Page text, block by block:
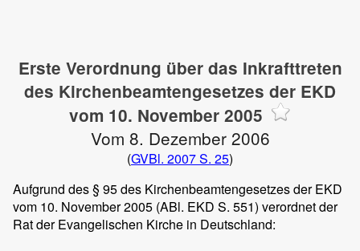
Erste Verordnung über das Inkrafttreten
des Kirchenbeamtengesetzes der EKD
vom 10. November 2005
Vom 8. Dezember 2006
(GVBl. 2007 S. 25)
Aufgrund des § 95 des Kirchenbeamtengesetzes der EKD
vom 10. November 2005 (ABl. EKD S. 551) verordnet der
Rat der Evangelischen Kirche in Deutschland: